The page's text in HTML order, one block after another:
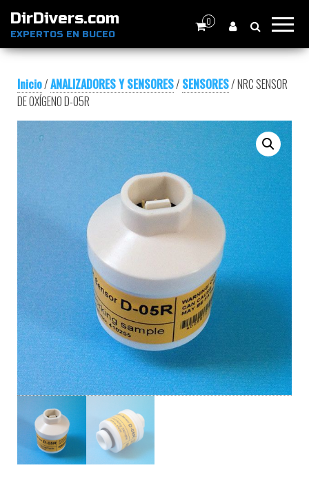
DirDivers.com
EXPERTOS EN BUCEO
0
Inicio/ANALIZADORES Y SENSORES/ SENSORES/ NRC SENSOR
DE OXÍGENO D-05R